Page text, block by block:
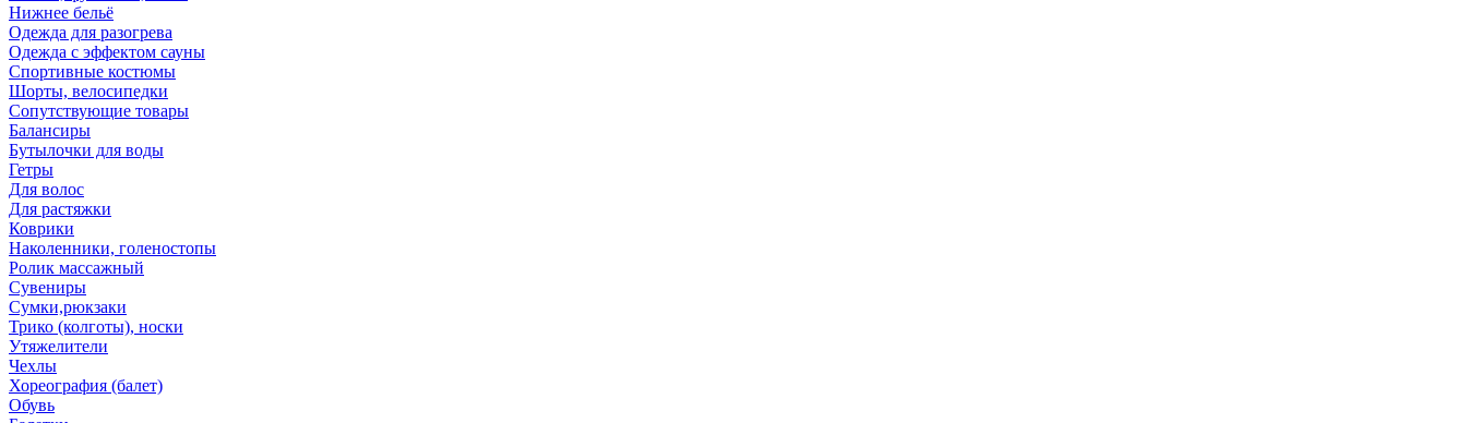
Нижнее бельё
Одежда для разогрева
Одежда с эффектом сауны
Спортивные костюмы
Шорты, велосипедки
Сопутствующие товары
Балансиры
Бутылочки для воды
Гетры
Для волос
Для растяжки
Коврики
Наколенники, голеностопы
Ролик массажный
Сувениры
Сумки,рюкзаки
Трико (колготы), носки
Утяжелители
Чехлы
Хореография (балет)
Обувь